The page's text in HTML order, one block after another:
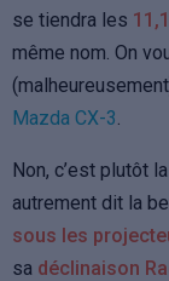
se tiendra les
même nom. On
Mazda CX-3.
Non, c’est plutôt la
autrement dit la
sous les
sa déclinaison